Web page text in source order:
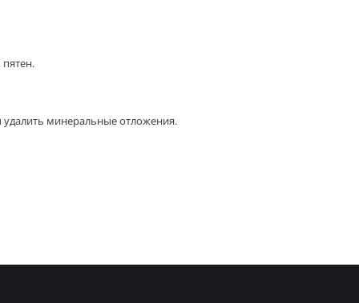
удалить минеральные отложения.